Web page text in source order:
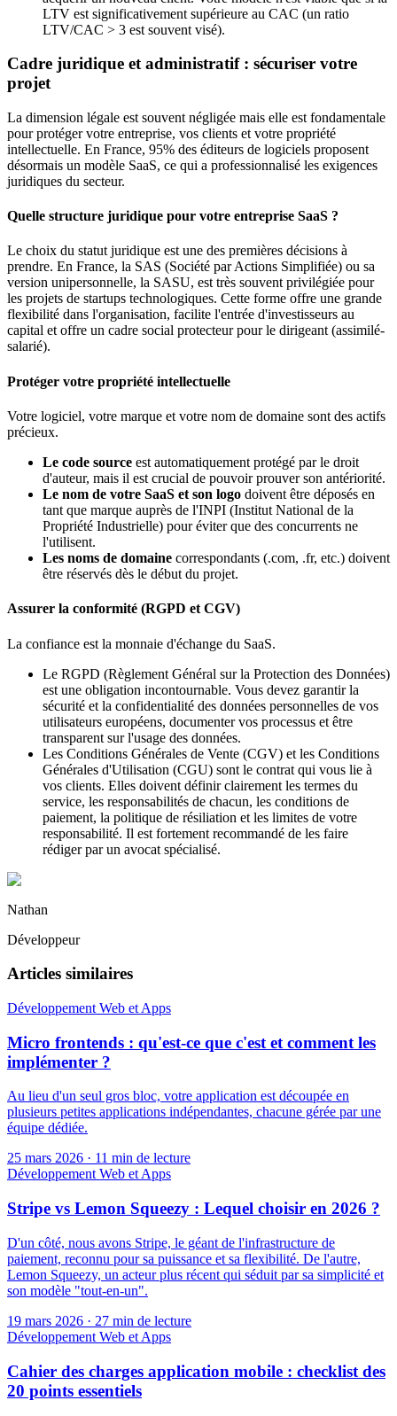
LTV est significativement supérieure au CAC (un ratio
LTV/CAC > 3 est souvent visé).
Cadre juridique et administratif : sécuriser votre
projet
La dimension légale est souvent négligée mais elle est fondamentale
pour protéger votre entreprise, vos clients et votre propriété
intellectuelle. En France, 95% des éditeurs de logiciels proposent
désormais un modèle SaaS, ce qui a professionnalisé les exigences
juridiques du secteur.
Quelle structure juridique pour votre entreprise SaaS ?
Le choix du statut juridique est une des premières décisions à
prendre. En France, la SAS (Société par Actions Simplifiée) ou sa
version unipersonnelle, la SASU, est très souvent privilégiée pour
les projets de startups technologiques. Cette forme offre une grande
flexibilité dans l'organisation, facilite l'entrée d'investisseurs au
capital et offre un cadre social protecteur pour le dirigeant (assimilé-
salarié).
Protéger votre propriété intellectuelle
Votre logiciel, votre marque et votre nom de domaine sont des actifs
précieux.
Le code source est automatiquement protégé par le droit
d'auteur, mais il est crucial de pouvoir prouver son antériorité.
Le nom de votre SaaS et son logo doivent être déposés en
tant que marque auprès de l'INPI (Institut National de la
Propriété Industrielle) pour éviter que des concurrents ne
l'utilisent.
Les noms de domaine correspondants (.com, .fr, etc.) doivent
être réservés dès le début du projet.
Assurer la conformité (RGPD et CGV)
La confiance est la monnaie d'échange du SaaS.
Le RGPD (Règlement Général sur la Protection des Données)
est une obligation incontournable. Vous devez garantir la
sécurité et la confidentialité des données personnelles de vos
utilisateurs européens, documenter vos processus et être
transparent sur l'usage des données.
Les Conditions Générales de Vente (CGV) et les Conditions
Générales d'Utilisation (CGU) sont le contrat qui vous lie à
vos clients. Elles doivent définir clairement les termes du
service, les responsabilités de chacun, les conditions de
paiement, la politique de résiliation et les limites de votre
responsabilité. Il est fortement recommandé de les faire
rédiger par un avocat spécialisé.
Nathan
Développeur
Articles similaires
Développement Web et Apps
Micro frontends : qu'est-ce que c'est et comment les
implémenter ?
Au lieu d'un seul gros bloc, votre application est découpée en
plusieurs petites applications indépendantes, chacune gérée par une
équipe dédiée.
25 mars 2026 · 11 min de lecture
Développement Web et Apps
Stripe vs Lemon Squeezy : Lequel choisir en 2026 ?
D'un côté, nous avons Stripe, le géant de l'infrastructure de
paiement, reconnu pour sa puissance et sa flexibilité. De l'autre,
Lemon Squeezy, un acteur plus récent qui séduit par sa simplicité et
son modèle "tout-en-un".
19 mars 2026 · 27 min de lecture
Développement Web et Apps
Cahier des charges application mobile : checklist des
20 points essentiels